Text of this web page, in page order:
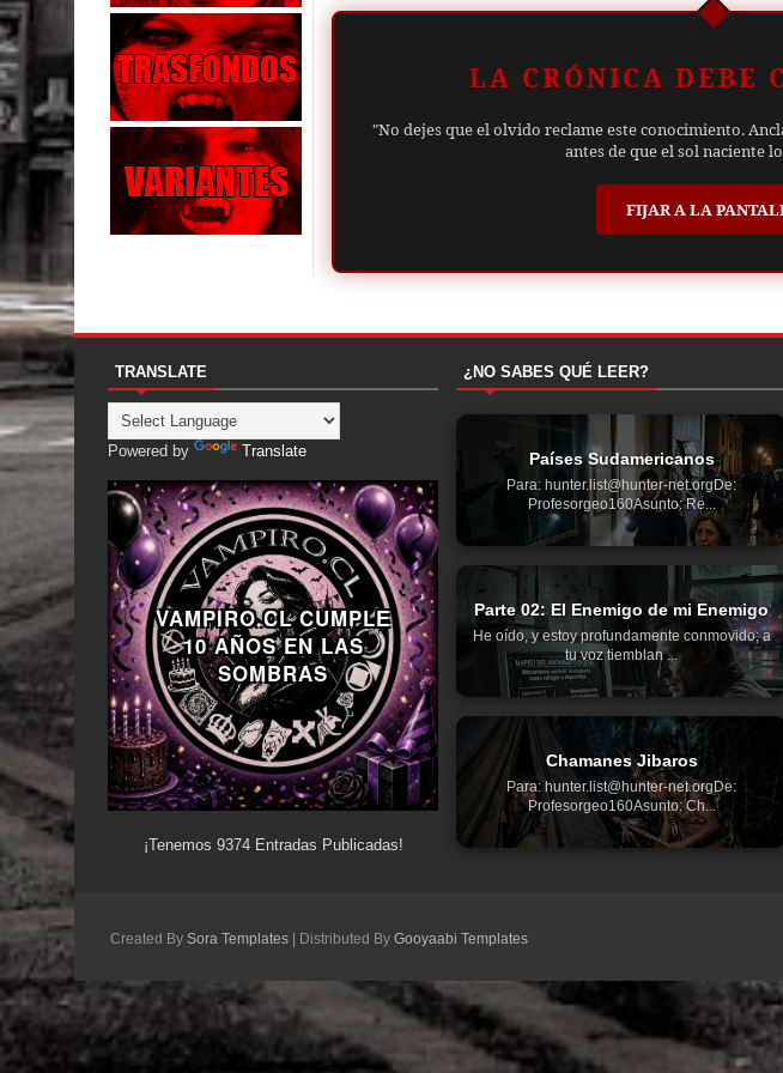
LA CRÓNICA DEBE
"No dejes que el olvido reclame este conocimiento.
antes de que el sol naciente
FIJAR A LA
TRANSLATE
Powered by Translate
VAMPIRO.CL CUMPLE
10 AÑOS EN LAS
SOMBRAS
¡Tenemos 9374Entradas Publicadas!
¿NO SABES QUÉ LEER?
Países Sudamericanos
Para: hunter.list@hunter-net.orgDe:
Profesorgeo160Asunto: Re...
Parte 02: El Enemigo de mi Enemigo
He oído, y estoy profundamente conmovido; a
tu voz tiemblan ...
Chamanes Jibaros
Para: hunter.list@hunter-net.orgDe:
Profesorgeo160Asunto: Ch...
Created By Sora Templates | Distributed By Gooyaabi Templates